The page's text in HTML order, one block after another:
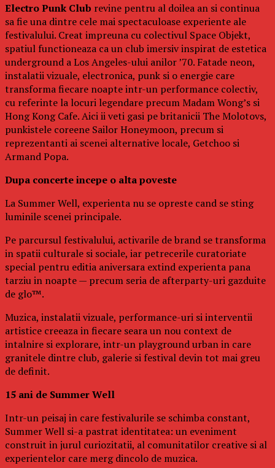
Electro Punk Club revine pentru al doilea an si continua
sa fie una dintre cele mai spectaculoase experiente ale
festivalului. Creat impreuna cu colectivul Space Objekt,
spatiul functioneaza ca un club imersiv inspirat de estetica
underground a Los Angeles-ului anilor ’70. Fatade neon,
instalatii vizuale, electronica, punk si o energie care
transforma fiecare noapte intr-un performance colectiv,
cu referinte la locuri legendare precum Madam Wong’s si
Hong Kong Cafe. Aici ii veti gasi pe britanicii The Molotovs,
punkistele coreene Sailor Honeymoon, precum si
reprezentanti ai scenei alternative locale, Getchoo si
Armand Popa.
Dupa concerte incepe o alta poveste
La Summer Well, experienta nu se opreste cand se sting
luminile scenei principale.
Pe parcursul festivalului, activarile de brand se transforma
in spatii culturale si sociale, iar petrecerile curatoriate
special pentru editia aniversara extind experienta pana
tarziu in noapte — precum seria de afterparty-uri gazduite
de glo™.
Muzica, instalatii vizuale, performance-uri si interventii
artistice creeaza in fiecare seara un nou context de
intalnire si explorare, intr-un playground urban in care
granitele dintre club, galerie si festival devin tot mai greu
de definit.
15 ani de Summer Well
Intr-un peisaj in care festivalurile se schimba constant,
Summer Well si-a pastrat identitatea: un eveniment
construit in jurul curiozitatii, al comunitatilor creative si al
experientelor care merg dincolo de muzica.